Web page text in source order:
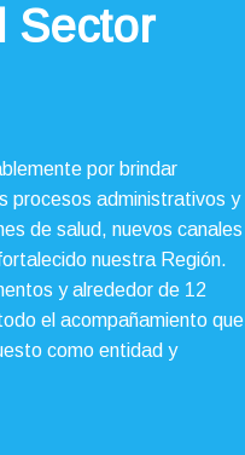
Sector
por brindar
procesos administrativos y
de salud, nuevos canales
nuestra Región.
y alrededor de 12
el acompañamiento que
como entidad y